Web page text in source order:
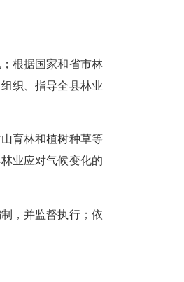
根据国家和省市林
织、指导全县林业
育林和植树种草等
业应对气候变化的
，并监督执行；依